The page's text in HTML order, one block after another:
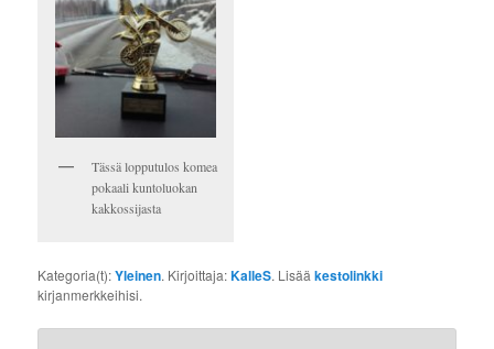
Tässä lopputulos komea
pokaali kuntoluokan
kakkossijasta
Kategoria(t):Yleinen. Kirjoittaja:KalleS. Lisääkestolinkki
kirjanmerkkeihisi.